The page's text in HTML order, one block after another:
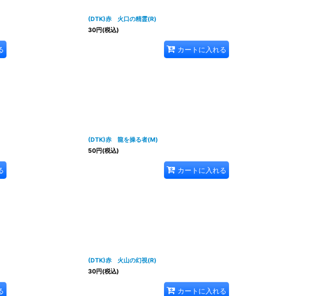
(DTK)赤 火口の精霊(R)
30円(税込)
カートに入れる
(DTK)赤 龍を操る者(M)
50円(税込)
カートに入れる
(DTK)赤 火山の幻視(R)
30円(税込)
カートに入れる